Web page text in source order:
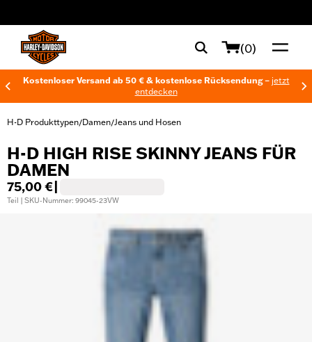
(0)
Kostenloser Versand ab 50 € & kostenlose Rücksendung – jetzt
entdecken
H-D Produkttypen/Damen/Jeans und Hosen
H-D HIGH RISE SKINNY JEANS FÜR
DAMEN
75,00 €
Teil | SKU-Nummer: 99045-23VW